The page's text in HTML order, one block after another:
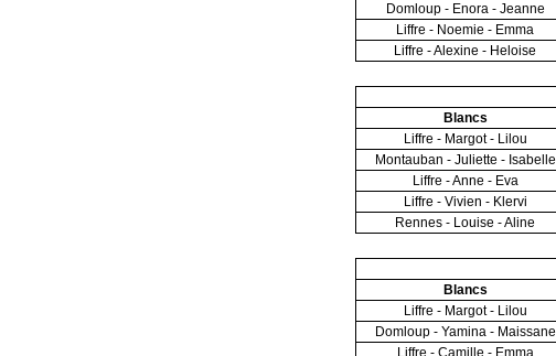
Domloup - Enora - Jeanne
Liffre - Noemie - Emma
Liffre - Alexine - Heloise
Blancs
Liffre - Margot - Lilou
Montauban - Juliette - Isabelle
Liffre - Anne - Eva
Liffre - Vivien - Klervi
Rennes - Louise - Aline
Blancs
Liffre - Margot - Lilou
Domloup - Yamina - Maissane
Liffre - Camille - Emma